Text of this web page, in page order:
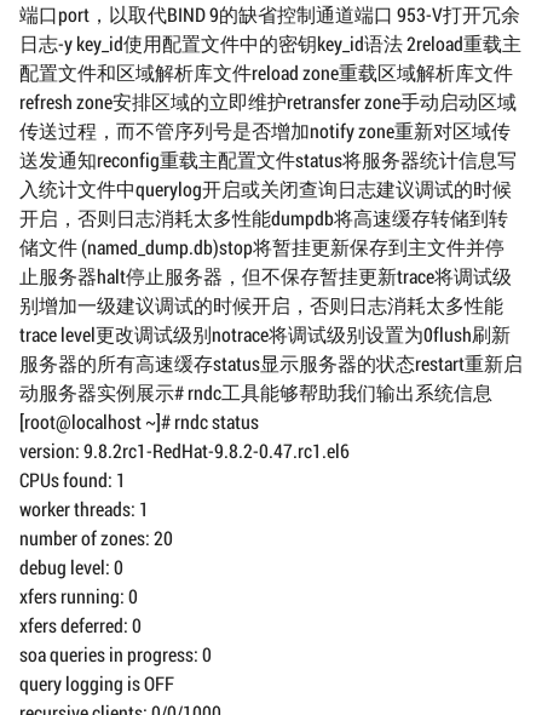
端口port，以取代BIND 9的缺省控制通道端口 953-V打开冗余
日志-y key_id使用配置文件中的密钥key_id语法 2reload重载主
配置文件和区域解析库文件reload zone重载区域解析库文件
refresh zone安排区域的立即维护retransfer zone手动启动区域
传送过程，而不管序列号是否增加notify zone重新对区域传
送发通知reconfig重载主配置文件status将服务器统计信息写
入统计文件中querylog开启或关闭查询日志建议调试的时候
开启，否则日志消耗太多性能dumpdb将高速缓存转储到转
储文件 (named_dump.db)stop将暂挂更新保存到主文件并停
止服务器halt停止服务器，但不保存暂挂更新trace将调试级
别增加一级建议调试的时候开启，否则日志消耗太多性能
trace level更改调试级别notrace将调试级别设置为0flush刷新
服务器的所有高速缓存status显示服务器的状态restart重新启
动服务器实例展示# rndc工具能够帮助我们输出系统信息
[root@localhost ~]# rndc status
version: 9.8.2rc1-RedHat-9.8.2-0.47.rc1.el6
CPUs found: 1
worker threads: 1
number of zones: 20
debug level: 0
xfers running: 0
xfers deferred: 0
soa queries in progress: 0
query logging is OFF